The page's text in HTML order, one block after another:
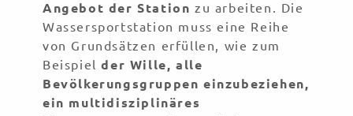
Angebot der Station zu arbeiten. Die
Wassersportstation muss eine Reihe
von Grundsätzen erfüllen, wie zum
Beispielder Wille, alle
Bevölkerungsgruppen einzubeziehen,
ein multidisziplinäres